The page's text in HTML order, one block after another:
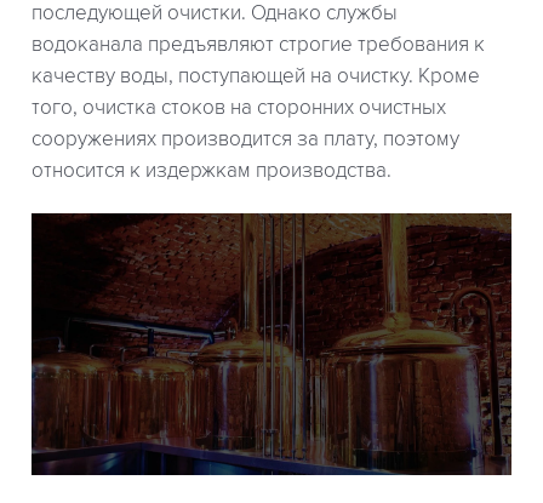
последующей очистки. Однако службы
водоканала предъявляют строгие требования к
качеству воды, поступающей на очистку. Кроме
того, очистка стоков на сторонних очистных
сооружениях производится за плату, поэтому
относится к издержкам производства.